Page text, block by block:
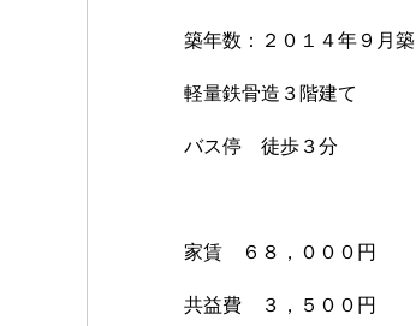
築年数：２０１４年９月築
軽量鉄骨造３階建て
バス停 徒歩３分
家賃 ６８，０００円
共益費 ３，５００円